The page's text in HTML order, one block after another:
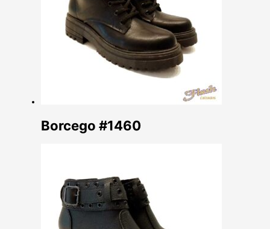
Borcego #1460